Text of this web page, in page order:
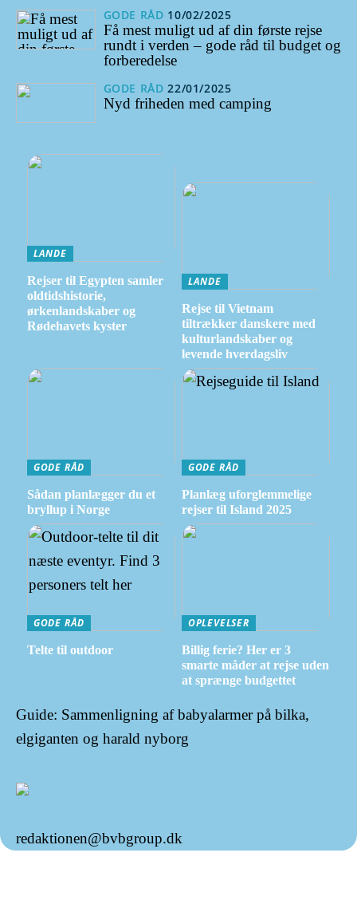
GODE RÅD 10/02/2025
Få mest muligt ud af din første rejse
rundt i verden – gode råd til budget og
forberedelse
GODE RÅD 22/01/2025
Nyd friheden med camping
LANDE
Rejser til Egypten samler
oldtidshistorie,
ørkenlandskaber og
Rødehavets kyster
LANDE
Rejse til Vietnam
tiltrækker danskere med
kulturlandskaber og
levende hverdagsliv
GODE RÅD
Sådan planlægger du et
bryllup i Norge
GODE RÅD
Planlæg uforglemmelige
rejser til Island 2025
GODE RÅD
Telte til outdoor
OPLEVELSER
Billig ferie? Her er 3
smarte måder at rejse uden
at sprænge budgettet
Guide: Sammenligning af babyalarmer på bilka,
elgiganten og harald nyborg
redaktionen@bvbgroup.dk